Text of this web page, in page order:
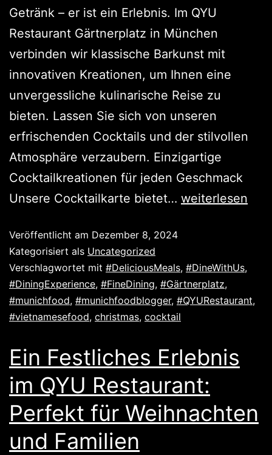
Getränk – er ist ein Erlebnis. Im QYU
Restaurant Gärtnerplatz in München
verbinden wir klassische Barkunst mit
innovativen Kreationen, um Ihnen eine
unvergessliche kulinarische Reise zu
bieten. Lassen Sie sich von unseren
erfrischenden Cocktails und der stilvollen
Atmosphäre verzaubern. Einzigartige
Cocktailkreationen für jeden Geschmack
Unsere Cocktailkarte bietet… weiterlesen
Veröffentlicht am Dezember 8, 2024
Kategorisiert als Uncategorized
Verschlagwortet mit #DeliciousMeals, #DineWithUs,
#DiningExperience, #FineDining, #Gärtnerplatz,
#munichfood, #munichfoodblogger, #QYURestaurant,
#vietnamesefood, christmas, cocktail
Ein Festliches Erlebnis
im QYU Restaurant:
Perfekt für Weihnachten
und Familien